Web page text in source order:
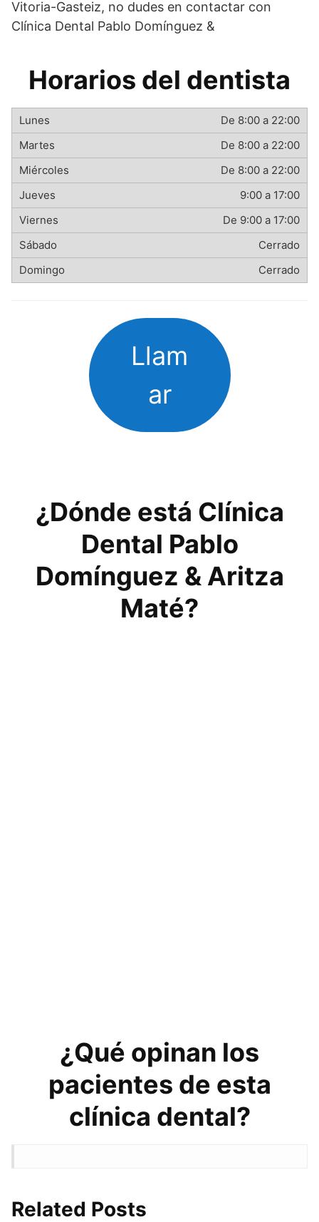
Vitoria-Gasteiz, no dudes en contactar con
Clínica Dental Pablo Domínguez &
Horarios del dentista
De 8:00 a 22:00
De 8:00 a 22:00
De 8:00 a 22:00
9:00 a 17:00
De 9:00 a 17:00
Cerrado
Cerrado
Llam
ar
¿Dónde está Clínica
Dental Pablo
Domínguez & Aritza
Maté?
¿Qué opinan los
pacientes de esta
clínica dental?
Related Posts